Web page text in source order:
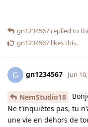
gn1234567 replied to
gn1234567 likes this.
G gn1234567 Jun
NemStudio18
Ne t'inquiètes pas, tu
une vie en dehors de